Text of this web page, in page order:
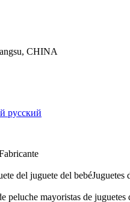
CHINA
русский
del juguete del
peluche mayoristas de juguetes